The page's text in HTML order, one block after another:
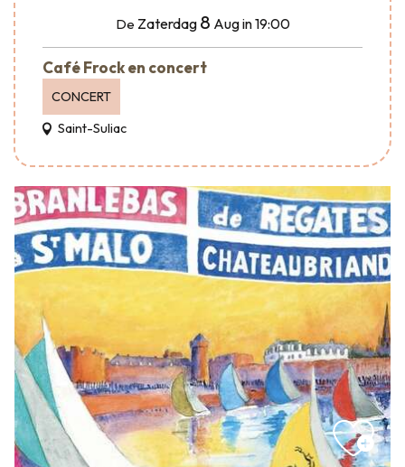
De Zaterdag 8 Augin 19:00
Café Frock en concert
CONCERT
Saint-Suliac